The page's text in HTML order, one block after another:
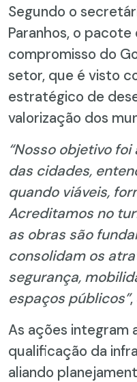
Segundo o
Paranhos, o
compromisso do
setor, que é visto
estratégico de
valorização dos
“Nosso objetivo
das cidades,
quando viáveis,
Acreditamos no
as obras são
consolidam os
segurança,
espaços públicos”
As ações integram
qualificação da
aliando